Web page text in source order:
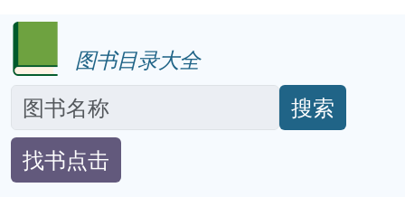
图书目录大全
搜索
找书点击